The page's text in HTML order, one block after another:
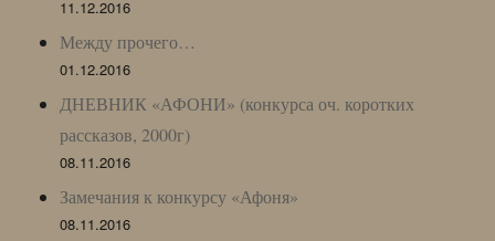
11.12.2016
Между прочего…
01.12.2016
ДНЕВНИК «АФОНИ» (конкурса оч. коротких
рассказов, 2000г)
08.11.2016
Замечания к конкурсу «Афоня»
08.11.2016